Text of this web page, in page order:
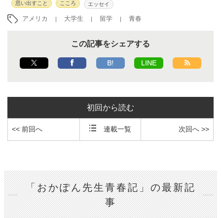
思い出すこと こころ エッセイ
アメリカ 大学生 留学 青春
この記事をシェアする
B! LINE
初回から読む
<< 前回へ 連載一覧 次回へ >>
「おかぽん先生青春記」の最新記
事